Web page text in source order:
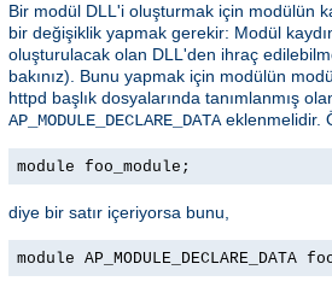
Bir modül DLL'i oluşturmak için modülün
bir değişiklik yapmak gerekir: Modül
oluşturulacak olan DLL'den ihraç
bakınız). Bunu yapmak için modülün
httpd başlık dosyalarında tanımlanmış
AP_MODULE_DECLARE_DATAeklenmelidir.
module foo_module;
diye bir satır içeriyorsa bunu,
module AP_MODULE_DECLARE_DATA